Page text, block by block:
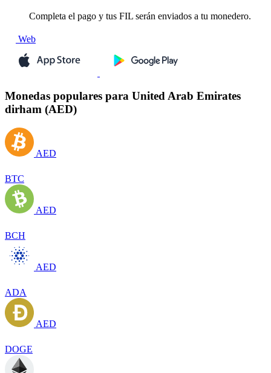
Completa el pago y tus FIL serán enviados a tu monedero.
Web
Monedas populares para United Arab Emirates
dirham (AED)
AED
BTC
AED
BCH
AED
ADA
AED
DOGE